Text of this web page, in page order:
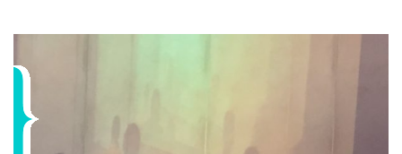
Ausbildungsprogramm zu erleben. Die Studierenden des
oder Präsentation. Wir freuen uns über Begegnungen und
WO?